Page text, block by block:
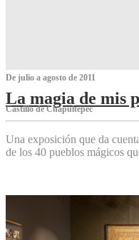
De julio a agosto de 2011
La magia de mis
Castillo de Chapultepec
Una exposición que da
de los 40 pueblos mágicos